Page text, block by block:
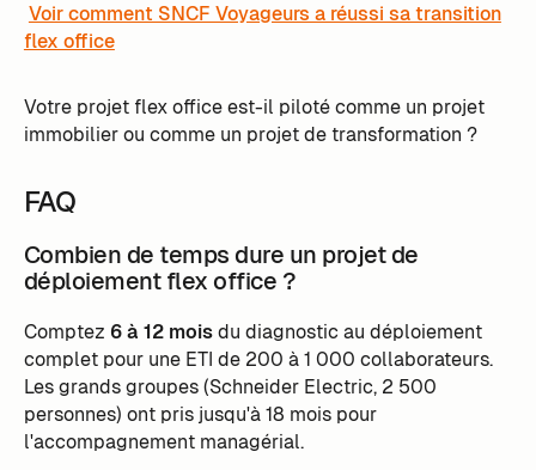
Voir comment SNCF Voyageurs a réussi sa transition
flex office
Votre projet flex office est-il piloté comme un projet
immobilier ou comme un projet de transformation ?
FAQ
Combien de temps dure un projet de
déploiement flex office ?
Comptez 6 à 12 moisdu diagnostic au déploiement
complet pour une ETI de 200 à 1 000 collaborateurs.
Les grands groupes (Schneider Electric, 2 500
personnes) ont pris jusqu'à 18 mois pour
l'accompagnement managérial.